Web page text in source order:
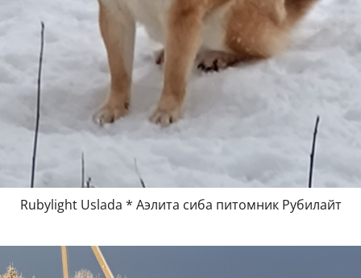
Rubylight Uslada * Аэлита сиба питомник Рубилайт